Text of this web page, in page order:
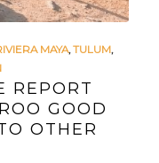
MAYA,TULUM,
REPORT
GOOD
OTHER